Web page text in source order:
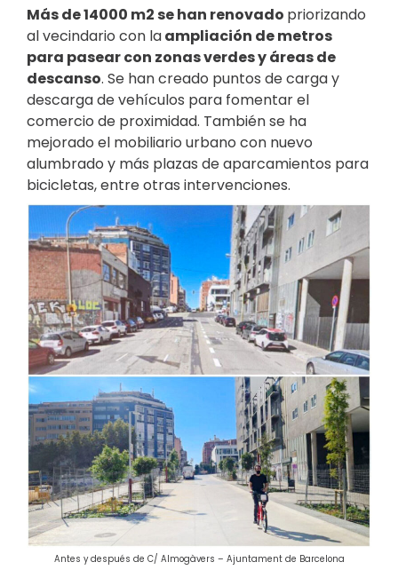
Más de 14000 m2 se han renovado priorizando
al vecindario con laampliación de metros
para pasear con zonas verdes y áreas de
descanso. Se han creado puntos de carga y
descarga de vehículos para fomentar el
comercio de proximidad. También se ha
mejorado el mobiliario urbano con nuevo
alumbrado y más plazas de aparcamientos para
bicicletas, entre otras intervenciones.
Antes y después de C/ Almogàvers – Ajuntament de Barcelona